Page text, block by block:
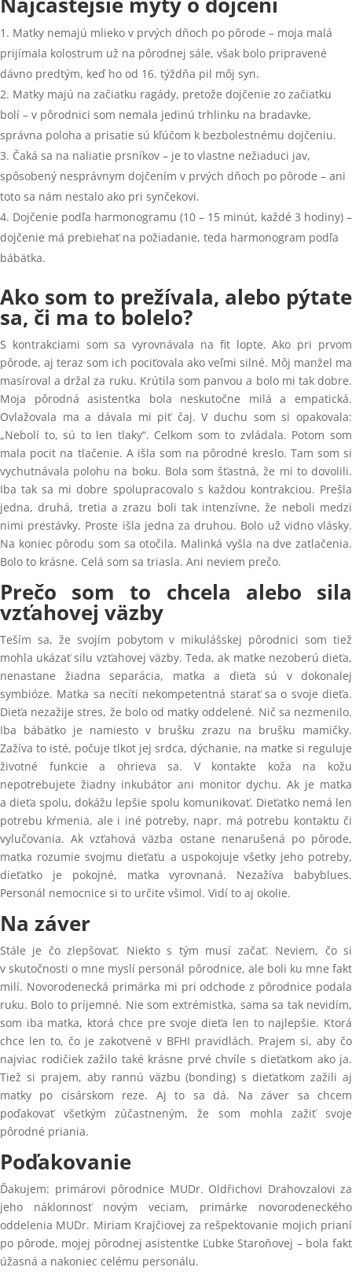
Matky nemajú mlieko v prvých dňoch po pôrode – moja malá
prijímala kolostrum už na pôrodnej sále, však bolo pripravené
dávno predtým, keď ho od 16. týždňa pil môj syn.
Matky majú na začiatku ragády, pretože dojčenie zo začiatku
bolí – v pôrodnici som nemala jedinú trhlinku na bradavke,
správna poloha a prisatie sú kľúčom k bezbolestnému dojčeniu.
Čaká sa na naliatie prsníkov – je to vlastne nežiaduci jav,
spôsobený nesprávnym dojčením v prvých dňoch po pôrode – ani
toto sa nám nestalo ako pri synčekovi.
Dojčenie podľa harmonogramu (10 – 15 minút, každé 3 hodiny) –
dojčenie má prebiehať na požiadanie, teda harmonogram podľa
bábätka.
Ako som to prežívala, alebo pýtate
sa, či ma to bolelo?
S kontrakciami som sa vyrovnávala na fit lopte. Ako pri prvom
pôrode, aj teraz som ich pociťovala ako veľmi silné. Môj manžel ma
masíroval a držal za ruku. Krútila som panvou a bolo mi tak dobre.
Moja pôrodná asistentka bola neskutočne milá a empatická.
Ovlažovala ma a dávala mi piť čaj. V duchu som si opakovala:
„Nebolí to, sú to len tlaky“. Celkom som to zvládala. Potom som
mala pocit na tlačenie. A išla som na pôrodné kreslo. Tam som si
vychutnávala polohu na boku. Bola som šťastná, že mi to dovolili.
Iba tak sa mi dobre spolupracovalo s každou kontrakciou. Prešla
jedna, druhá, tretia a zrazu boli tak intenzívne, že neboli medzi
nimi prestávky. Proste išla jedna za druhou. Bolo už vidno vlásky.
Na koniec pôrodu som sa otočila. Malinká vyšla na dve zatlačenia.
Bolo to krásne. Celá som sa triasla. Ani neviem prečo.
Prečo som to chcela alebo sila
vzťahovej väzby
Teším sa, že svojím pobytom v mikulášskej pôrodnici som tiež
mohla ukázať silu vzťahovej väzby. Teda, ak matke nezoberú dieťa,
nenastane žiadna separácia, matka a dieťa sú v dokonalej
symbióze. Matka sa necíti nekompetentná starať sa o svoje dieťa.
Dieťa nezažije stres, že bolo od matky oddelené. Nič sa nezmenilo.
Iba bábätko je namiesto v brušku zrazu na brušku mamičky.
Zažíva to isté, počuje tlkot jej srdca, dýchanie, na matke si reguluje
životné funkcie a ohrieva sa. V kontakte koža na kožu
nepotrebujete žiadny inkubátor ani monitor dychu. Ak je matka
a dieťa spolu, dokážu lepšie spolu komunikovať. Dieťatko nemá len
potrebu kŕmenia, ale i iné potreby, napr. má potrebu kontaktu či
vylučovania. Ak vzťahová väzba ostane nenarušená po pôrode,
matka rozumie svojmu dieťaťu a uspokojuje všetky jeho potreby,
dieťatko je pokojné, matka vyrovnaná. Nezažíva babyblues.
Personál nemocnice si to určite všimol. Vidí to aj okolie.
Na záver
Stále je čo zlepšovať. Niekto s tým musí začať. Neviem, čo si
v skutočnosti o mne myslí personál pôrodnice, ale boli ku mne fakt
milí. Novorodenecká primárka mi pri odchode z pôrodnice podala
ruku. Bolo to príjemné. Nie som extrémistka, sama sa tak nevidím,
som iba matka, ktorá chce pre svoje dieťa len to najlepšie. Ktorá
chce len to, čo je zakotvené v BFHI pravidlách. Prajem si, aby čo
najviac rodičiek zažilo také krásne prvé chvíle s dieťatkom ako ja.
Tiež si prajem, aby rannú väzbu (bonding) s dieťatkom zažili aj
matky po cisárskom reze. Aj to sa dá. Na záver sa chcem
poďakovať všetkým zúčastneným, že som mohla zažiť svoje
pôrodné priania.
Poďakovanie
Ďakujem: primárovi pôrodnice MUDr. Oldřichovi Drahovzalovi za
jeho náklonnosť novým veciam, primárke novorodeneckého
oddelenia MUDr. Miriam Krajčiovej za rešpektovanie mojich prianí
po pôrode, mojej pôrodnej asistentke Ľubke Staroňovej – bola fakt
úžasná a nakoniec celému personálu.